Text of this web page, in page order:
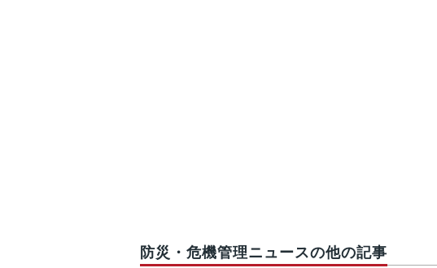
防災・危機管理ニュースの他の記事